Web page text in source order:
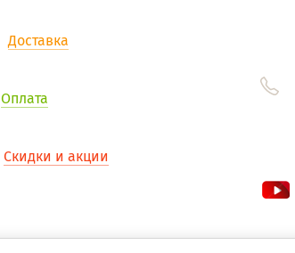
Доставка
Оплата
Скидки и акции